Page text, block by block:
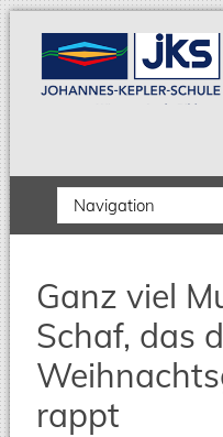
Zielseite
Ganz viel
Schaf, das
rappt